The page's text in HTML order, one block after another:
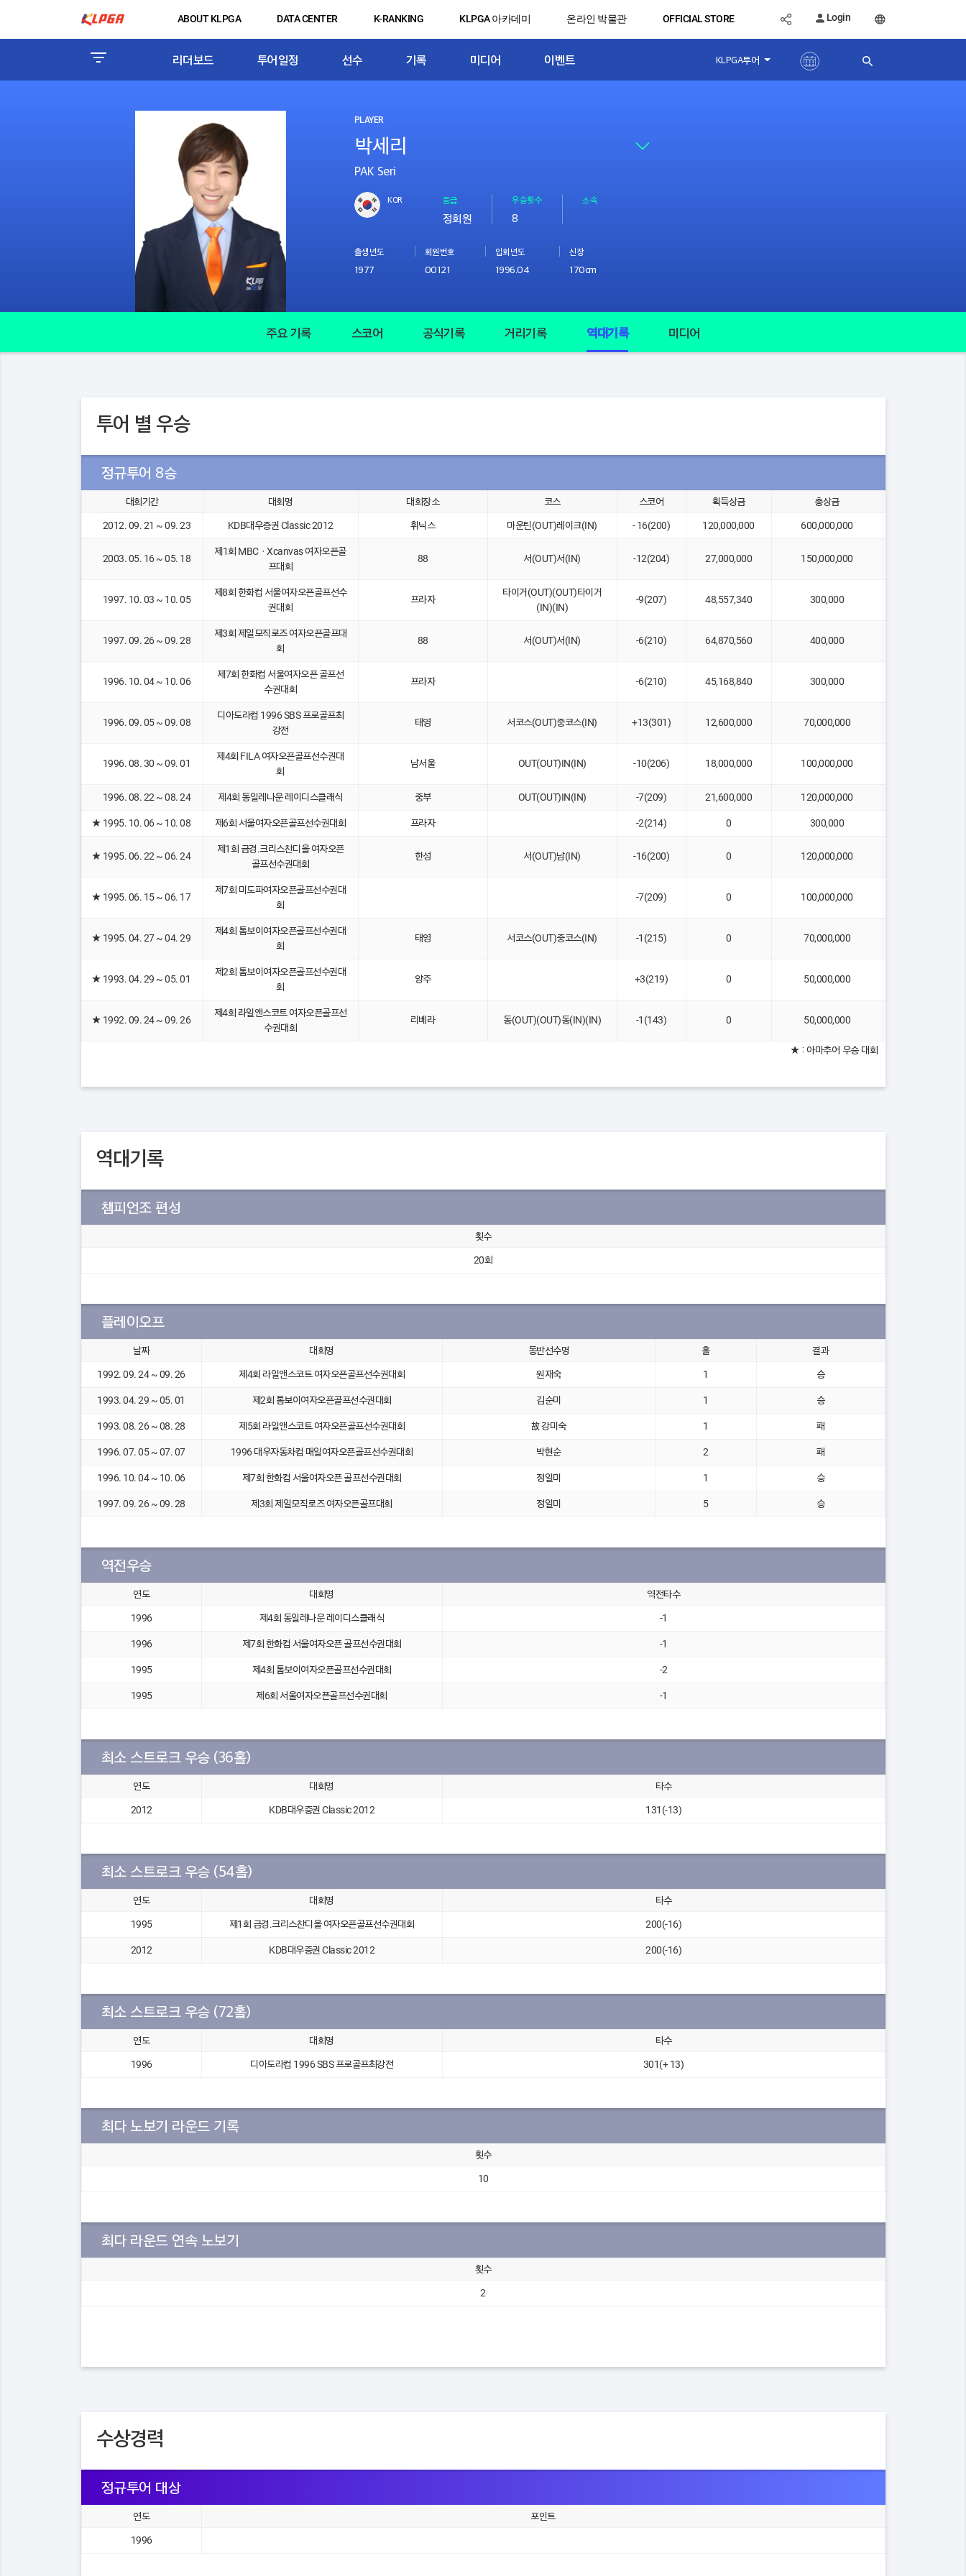
ABOUT KLPGA DATA CENTER K-RANKING KLPGA 아카데미 온라인 박물관 OFFICIAL STORE Login
리더보드 투어일정 선수 기록 미디어 이벤트 KLPGA투어
PLAYER
PAK Seri
KOR 등급
정회원
우승횟수
8
소속
출생년도
1977
회원번호
00121
입회년도
1996.04
신장
170cm
주요 기록 스코어 공식기록 거리기록 역대기록 미디어
투어 별 우승
정규투어 8승
대회기간 대회명 대회장소 코스 스코어 획득상금 총상금
2012. 09. 21 ~ 09. 23 KDB대우증권 Classic 2012 휘닉스 마운틴(OUT)레이크(IN) - 16(200) 120,000,000 600,000,000
2003. 05. 16 ~ 05. 18
제1회 MBCㆍXcanvas 여자오픈골
프대회
88 서(OUT)서(IN) -12(204) 27,000,000 150,000,000
1997. 10. 03 ~ 10. 05
제8회 한화컵 서울여자오픈골프선수
권대회
프라자
타이거(OUT)(OUT)타이거
(IN)(IN)
-9(207) 48,557,340 300,000
1997. 09. 26 ~ 09. 28
제3회 제일모직로즈 여자오픈골프대
회
88 서(OUT)서(IN) -6(210) 64,870,560 400,000
1996. 10. 04 ~ 10. 06
제7회 한화컵 서울여자오픈 골프선
수권대회
프라자 -6(210) 45,168,840 300,000
1996. 09. 05 ~ 09. 08
디아도라컵 1996 SBS 프로골프최
강전
태영 서코스(OUT)중코스(IN) +13(301) 12,600,000 70,000,000
1996. 08. 30 ~ 09. 01
제4회 FILA 여자오픈골프선수권대
회
남서울 OUT(OUT)IN(IN) -10(206) 18,000,000 100,000,000
1996. 08. 22 ~ 08. 24 제4회 동일레나운 레이디스클래식 중부 OUT(OUT)IN(IN) -7(209) 21,600,000 120,000,000
★ 1995. 10. 06 ~ 10. 08 제6회 서울여자오픈골프선수권대회 프라자 -2(214) 0 300,000
★ 1995. 06. 22 ~ 06. 24
제1회 금경.크리스찬디올 여자오픈
골프선수권대회
한성 서(OUT)남(IN) -16(200) 0 120,000,000
★ 1995. 06. 15 ~ 06. 17
제7회 미도파여자오픈골프선수권대
회
-7(209) 0 100,000,000
★ 1995. 04. 27 ~ 04. 29
제4회 톰보이여자오픈골프선수권대
회
태영 서코스(OUT)중코스(IN) -1(215) 0 70,000,000
★ 1993. 04. 29 ~ 05. 01
제2회 톰보이여자오픈골프선수권대
회
양주 +3(219) 0 50,000,000
★ 1992. 09. 24 ~ 09. 26
제4회 라일앤스코트 여자오픈골프선
수권대회
리베라 동(OUT)(OUT)동(IN)(IN) -1(143) 0 50,000,000
★ : 아마추어 우승 대회
역대기록
챔피언조 편성
횟수
20회
플레이오프
날짜 대회명 동반선수명 홀 결과
1992. 09. 24 ~ 09. 26 제4회 라일앤스코트 여자오픈골프선수권대회 원재숙 1 승
1993. 04. 29 ~ 05. 01 제2회 톰보이여자오픈골프선수권대회 김순미 1 승
1993. 08. 26 ~ 08. 28 제5회 라일앤스코트 여자오픈골프선수권대회 故 강미숙 1 패
1996. 07. 05 ~ 07. 07 1996 대우자동차컵 매일여자오픈골프선수권대회 박현순 2 패
1996. 10. 04 ~ 10. 06 제7회 한화컵 서울여자오픈 골프선수권대회 정일미 1 승
1997. 09. 26 ~ 09. 28 제3회 제일모직로즈 여자오픈골프대회 정일미 5 승
역전우승
연도 대회명 역전타수
1996 제4회 동일레나운 레이디스클래식 -1
1996 제7회 한화컵 서울여자오픈 골프선수권대회 -1
1995 제4회 톰보이여자오픈골프선수권대회 -2
1995 제6회 서울여자오픈골프선수권대회 -1
최소 스트로크 우승 (36홀)
연도 대회명 타수
2012 KDB대우증권 Classic 2012 131(-13)
최소 스트로크 우승 (54홀)
연도 대회명 타수
1995 제1회 금경.크리스찬디올 여자오픈골프선수권대회 200(-16)
2012 KDB대우증권 Classic 2012 200(-16)
최소 스트로크 우승 (72홀)
연도 대회명 타수
1996 디아도라컵 1996 SBS 프로골프최강전 301(+ 13)
최다 노보기 라운드 기록
횟수
10
최다 라운드 연속 노보기
횟수
2
수상경력
정규투어 대상
연도 포인트
1996